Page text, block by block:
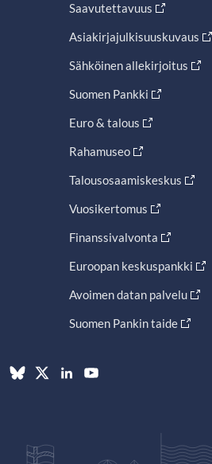
Saavutettavuus
Asiakirjajulkisuuskuvaus
Sähköinen allekirjoitus
Suomen Pankki
Euro & talous
Rahamuseo
Talousosaamiskeskus
Vuosikertomus
Finanssivalvonta
Euroopan keskuspankki
Avoimen datan palvelu
Suomen Pankin taide